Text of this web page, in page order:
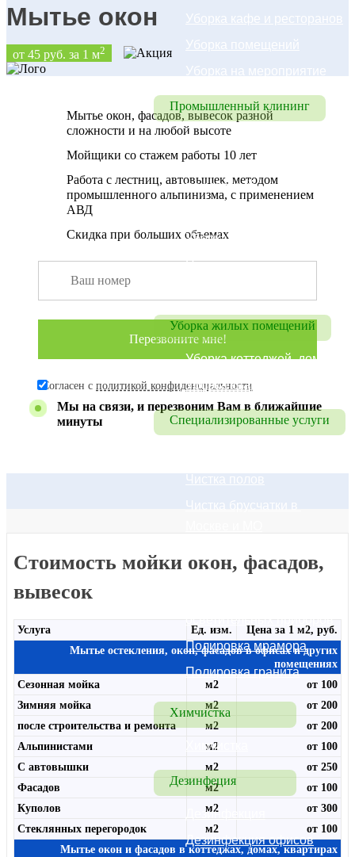
Уборка кафе и ресторанов
Уборка помещений
Уборка на мероприятие
Промышленный клининг
Промышленный клининг
помещений
Уборка паркинга
Промышленный
Уборка жилых помещений
Уборка коттеджей, домов
Уборка квартир
Специализированные услуги
Чистка полов
Чистка брусчатки в
Чистка бассейна в Москве
и МО
Полировка мрамора
Полировка гранита
Химчистка
Химчистка
Дезинфеция
Дезинфекция
Дезинфекция офисов
Мытье окон
от 45 руб. за 1 м2
Мытье окон, фасадов, вывесок разной
сложности и на любой высоте
Мойщики со стажем работы 10 лет
Работа с лестниц, автовышек, методом
промышленного альпинизма, с применением
АВД
Скидка при больших объемах
Согласен с политикой конфиденциальности
Мы на связи, и перезвоним Вам в ближайшие
минуты
Стоимость мойки окон, фасадов,
вывесок
Услуга Ед. изм.
Цена за 1 м2, руб.
Мытье остекления, окон, фасадов в офисах и других
помещениях
Сезонная мойка
м2
от 100
Зимняя мойка
м2
от 200
после строительства и ремонта
м2
от 200
Альпинистами
м2
от 100
С автовышки
м2
от 250
Фасадов
м2
от 100
Куполов
м2
от 300
Стеклянных перегородок
м2
от 100
Мытье окон и фасадов в коттеджах, домах, квартирах